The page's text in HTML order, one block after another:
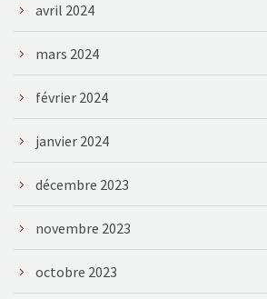
avril 2024
mars 2024
février 2024
janvier 2024
décembre 2023
novembre 2023
octobre 2023